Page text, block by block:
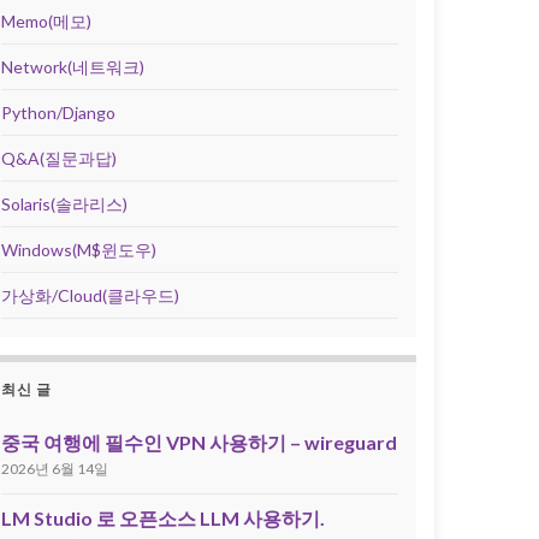
Memo(메모)
Network(네트워크)
Python/Django
Q&A(질문과답)
Solaris(솔라리스)
Windows(M$윈도우)
가상화/Cloud(클라우드)
최신 글
중국 여행에 필수인 VPN 사용하기 – wireguard
2026년 6월 14일
LM Studio 로 오픈소스 LLM 사용하기.